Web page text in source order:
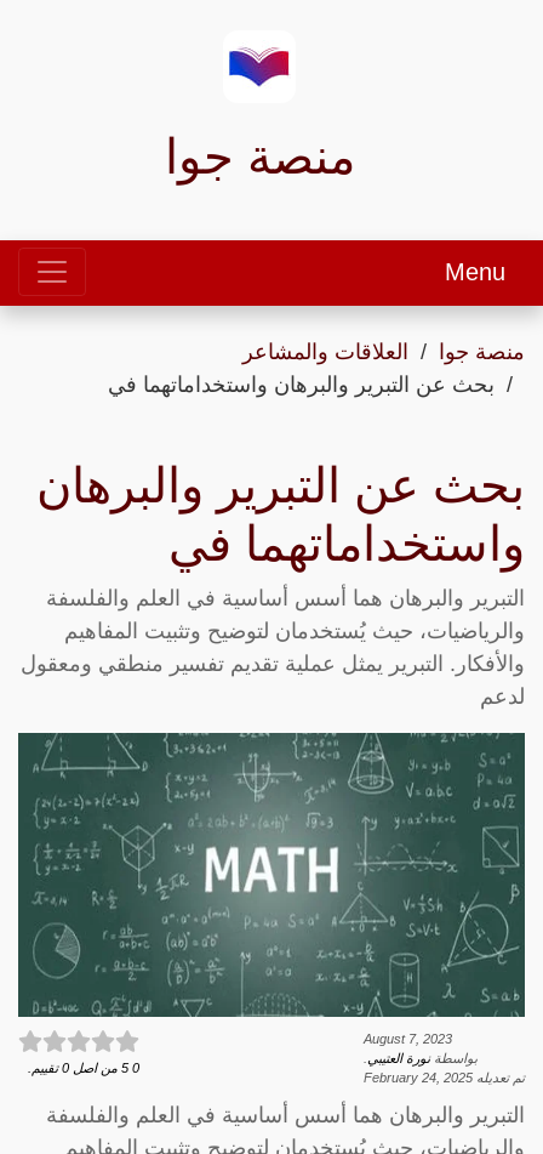
منصة جوا
Menu
منصة جوا
العلاقات والمشاعر
بحث عن التبرير والبرهان واستخداماتهما في
بحث عن التبرير والبرهان
واستخداماتهما في
التبرير والبرهان هما أسس أساسية في العلم والفلسفة
والرياضيات، حيث يُستخدمان لتوضيح وتثبيت المفاهيم
والأفكار. التبرير يمثل عملية تقديم تفسير منطقي ومعقول
لدعم
August 7, 2023
بواسطةنورة العتيبي
تم تعديله February 24, 2025
0
5 من اصل 0 تقييم.
التبرير والبرهان هما أسس أساسية في العلم والفلسفة
والرياضيات، حيث يُستخدمان لتوضيح وتثبيت المفاهيم